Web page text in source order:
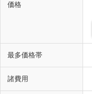
価格
最多価格帯
諸費用